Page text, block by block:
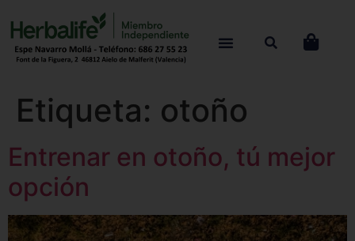
Etiqueta: otoño
Entrenar en otoño, tú mejor
opción